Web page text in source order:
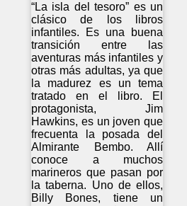
“La isla del tesoro” es un
clásico de los libros
infantiles. Es una buena
transición entre las
aventuras más infantiles y
otras más adultas, ya que
la madurez es un tema
tratado en el libro. El
protagonista, Jim
Hawkins, es un joven que
frecuenta la posada del
Almirante Bembo. Allí
conoce a muchos
marineros que pasan por
la taberna. Uno de ellos,
Billy Bones, tiene un